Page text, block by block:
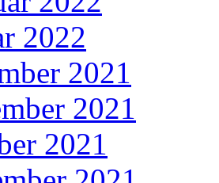
2022
2021
2021
2021